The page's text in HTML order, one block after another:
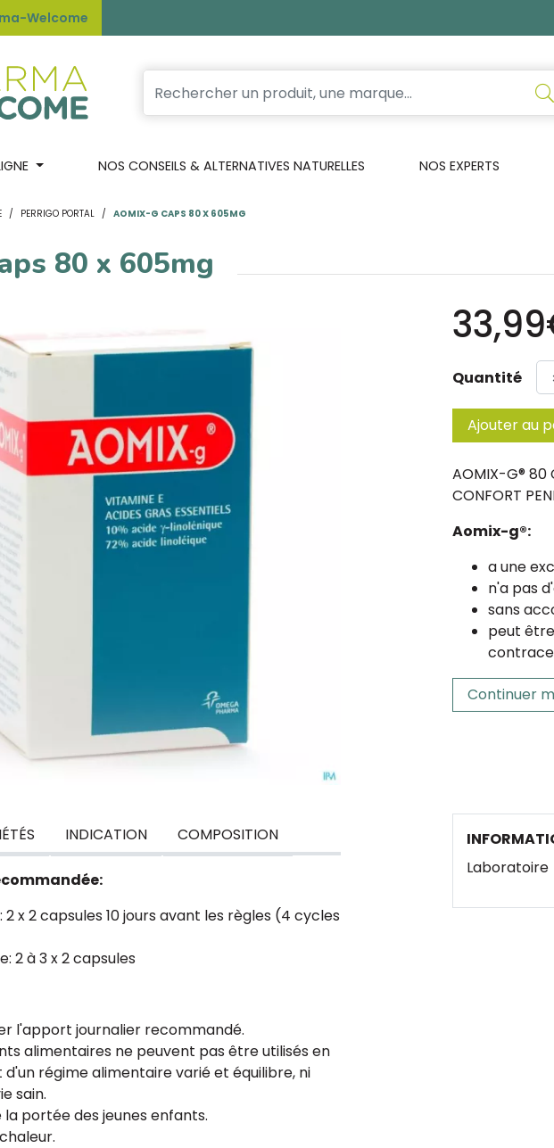
Welcome
NOS CONSEILS & ALTERNATIVES NATURELLES NOS EXPERTS
PERRIGO PORTAL AOMIX-G CAPS 80 X 605MG
80 x 605mg
Quantité
Ajouter au
AOMIX-G® 80
CONFORT
Aomix-g®:
a une
n'a pas
sans
peut
Continuer
INDICATION COMPOSITION
x 2 capsules 10 jours avant les règles (4 cycles
2 à 3 x 2 capsules
l'apport journalier recommandé.
alimentaires ne peuvent pas être utilisés en
régime alimentaire varié et équilibre, ni
sain.
portée des jeunes enfants.
Laboratoire